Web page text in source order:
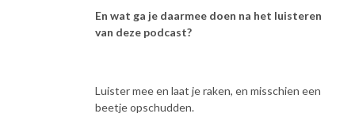
En wat ga je daarmee doen na het luisteren
van deze podcast?
Luister mee en laat je raken, en misschien een
beetje opschudden.